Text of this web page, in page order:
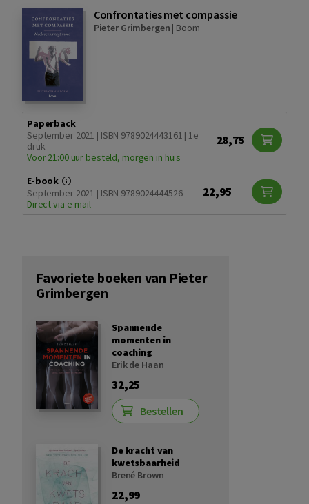
Confrontaties met compassie
Pieter Grimbergen | Boom
Paperback
September 2021 | ISBN 9789024443161 | 1e
druk
Voor 21:00 uur besteld, morgen in huis
28,75
E-book
September 2021 | ISBN 9789024444526
Direct via e-mail
22,95
Favoriete boeken van Pieter
Grimbergen
Spannende
momenten in
coaching
Erik de Haan
32,25
Bestellen
De kracht van
kwetsbaarheid
Brené Brown
22,99